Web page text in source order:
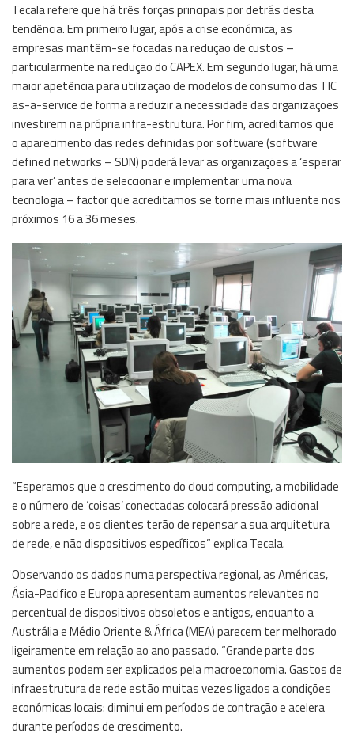
Tecala refere que há três forças principais por detrás desta
tendência. Em primeiro lugar, após a crise económica, as
empresas mantêm-se focadas na redução de custos –
particularmente na redução do CAPEX. Em segundo lugar, há uma
maior apetência para utilização de modelos de consumo das TIC
as-a-service de forma a reduzir a necessidade das organizações
investirem na própria infra-estrutura. Por fim, acreditamos que
o aparecimento das redes definidas por software (software
defined networks – SDN) poderá levar as organizações a ‘esperar
para ver’ antes de seleccionar e implementar uma nova
tecnologia – factor que acreditamos se torne mais influente nos
próximos 16 a 36 meses.
“Esperamos que o crescimento do cloud computing, a mobilidade
e o número de ‘coisas’ conectadas colocará pressão adicional
sobre a rede, e os clientes terão de repensar a sua arquitetura
de rede, e não dispositivos específicos” explica Tecala.
Observando os dados numa perspectiva regional, as Américas,
Ásia-Pacifico e Europa apresentam aumentos relevantes no
percentual de dispositivos obsoletos e antigos, enquanto a
Austrália e Médio Oriente & África (MEA) parecem ter melhorado
ligeiramente em relação ao ano passado. “Grande parte dos
aumentos podem ser explicados pela macroeconomia. Gastos de
infraestrutura de rede estão muitas vezes ligados a condições
económicas locais: diminui em períodos de contração e acelera
durante períodos de crescimento.